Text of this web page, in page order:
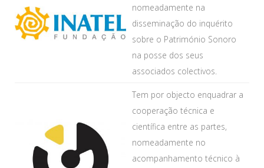
nomeadamente na
disseminação do inquérito
sobre o Património Sonoro
na posse dos seus
associados colectivos.
Tem por objecto enquadrar a
cooperação técnica e
científica entre as partes,
nomeadamente no
acompanhamento técnico à